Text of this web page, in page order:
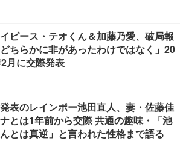
ピース・テオくん＆加藤乃愛、破局報
ちらかに非があったわけではなく」20
月に交際発表
表のレインボー池田直人、妻・佐藤佳
とは1年前から交際 共通の趣味・「池
とは真逆」と言われた性格まで語る